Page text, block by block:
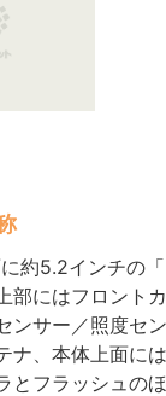
約5.2インチの
部にはフロント
ンサー／照度セ
ナ、本体上面に
とフラッシュの